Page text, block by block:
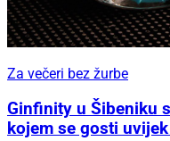
Za večeri bez žurbe
Ginfinity u Šibeniku
kojem se gosti